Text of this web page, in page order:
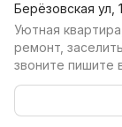
Берёзовская ул,
Уютная
ремонт,
звоните пишите